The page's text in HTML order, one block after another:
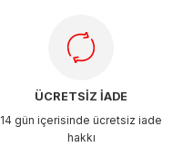
ÜCRETSİZ İADE
14 gün içerisinde ücretsiz iade
hakkı